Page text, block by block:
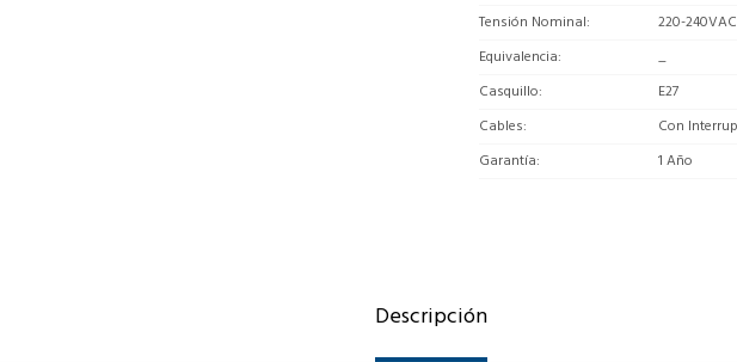
Tensión Nominal
220-240VAC
Equivalencia
_
Casquillo
E27
Cables
Con
Garantía
1 Año
Descripción